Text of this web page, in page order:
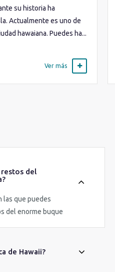
su historia ha
Actualmente es uno de
hawaiana. Puedes ha...
Ver más
restos del
las que puedes
del enorme buque
de Hawaii?